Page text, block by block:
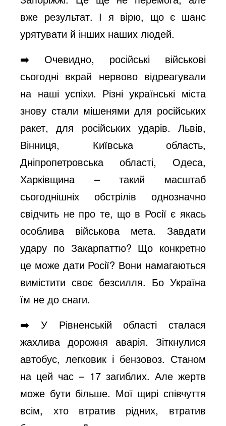
вже результат. І я вірю, що є шанс
урятувати й інших наших людей.
➡️ Очевидно, російські військові
сьогодні вкрай нервово відреагували
на наші успіхи. Різні українські міста
знову стали мішенями для російських
ракет, для російських ударів. Львів,
Вінниця, Київська область,
Дніпропетровська області, Одеса,
Харківщина – такий масштаб
сьогоднішніх обстрілів однозначно
свідчить не про те, що в Росії є якась
особлива військова мета. Завдати
удару по Закарпаттю? Що конкретно
це може дати Росії? Вони намагаються
вимістити своє безсилля. Бо Україна
їм не до снаги.
➡️ У Рівненській області сталася
жахлива дорожня аварія. Зіткнулися
автобус, легковик і бензовоз. Станом
на цей час – 17 загиблих. Але жертв
може бути більше. Мої щирі співчуття
всім, хто втратив рідних, втратив